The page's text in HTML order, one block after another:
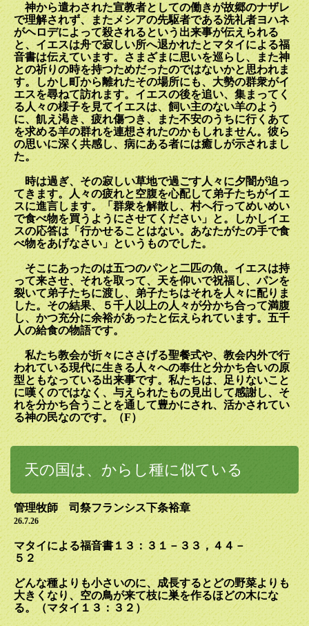
神から遣わされた宣教者としての働きが故郷のナザレ
で理解されず、またメシアの先駆者である洗礼者ヨハネ
がヘロデによって殺されるという出来事が伝えられる
と、イエスは舟で寂しい所へ退かれたとマタイによる福
音書は伝えています。さまざまに思いを巡らし、また神
との祈りの時を持つためだったのではないかと思われま
す。しかし町から離れたその場所にも、大勢の群衆がイ
エスを尋ねて訪れます。イエスの後を追い、集まってく
る人々の様子を見てイエスは、飼い主のない羊のよう
に、飢え渇き、疲れ傷つき、また不安のうちに行くあて
を求める羊の群れを連想されたのかもしれません。彼ら
の思いに深く共感し、病にある者には癒しが示されまし
た。
時は過ぎ、その寂しい草地で過ごす人々に夕闇が迫っ
てきます。人々の疲れと空腹を心配して弟子たちがイエ
スに進言します。「群衆を解散し、村へ行ってめいめい
で食べ物を買うようにさせてください」と。しかしイエ
スの応答は「行かせることはない。あなたがたの手で食
べ物をあげなさい」というものでした。
そこにあったのは五つのパンと二匹の魚。イエスは持
って来させ、それを取って、天を仰いで祝福し、パンを
裂いて弟子たちに渡し、弟子たちはそれを人々に配りま
した。その結果、５千人以上の人々が分かち合って満腹
し、かつ充分に余裕があったと伝えられています。五千
人の給食の物語です。
私たち教会が折々にささげる聖餐式や、教会内外で行
われている現代に生きる人々への奉仕と分かち合いの原
型ともなっている出来事です。私たちは、足りないこと
に嘆くのではなく、与えられたもの見出して感謝し、そ
れを分かち合うことを通して豊かにされ、活かされてい
る神の民なのです。（F）
天の国は、からし種に似ている
管理牧師 司祭フランシス下条裕章
26.7.26
マタイによる福音書１３：３１－３３，４４－
５２
どんな種よりも小さいのに、成長するとどの野菜よりも
大きくなり、空の鳥が来て枝に巣を作るほどの木にな
る。（マタイ１３：３２）